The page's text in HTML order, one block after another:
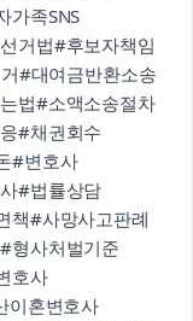
가족SNS
거법#후보자책임
#대여금반환소송
법#소액소송절차
#채권회수
#변호사
#법률상담
책#사망사고판례
#형사처벌기준
호사
이혼변호사